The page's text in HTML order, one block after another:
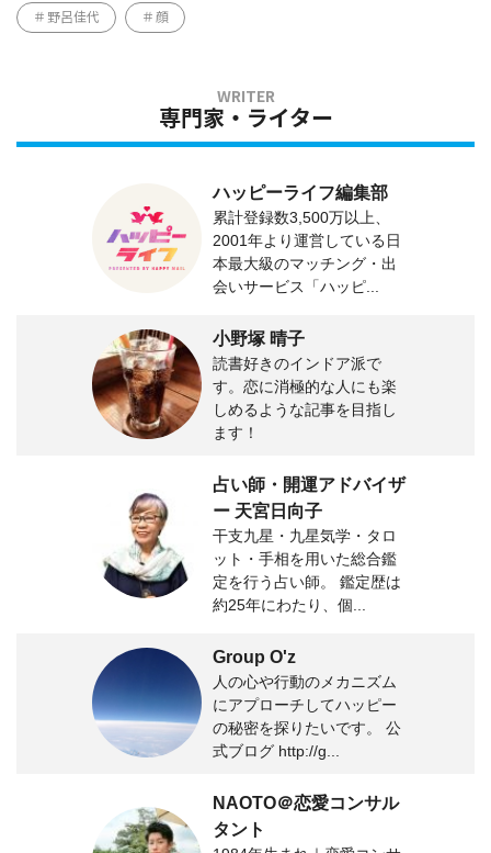
野呂佳代 顔
専門家・ライター
ハッピーライフ編集部
累計登録数3,500万以上、
2001年より運営している日
本最大級のマッチング・出
会いサービス「ハッピ...
小野塚 晴子
読書好きのインドア派で
す。恋に消極的な人にも楽
しめるような記事を目指し
ます！
占い師・開運アドバイザ
ー 天宮日向子
干支九星・九星気学・タロ
ット・手相を用いた総合鑑
定を行う占い師。 鑑定歴は
約25年にわたり、個...
Group O'z
人の心や行動のメカニズム
にアプローチしてハッピー
の秘密を探りたいです。 公
式ブログ http://g...
NAOTO＠恋愛コンサル
タント